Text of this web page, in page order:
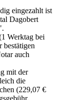
eingezahlt ist
Dagobert
Werktag bei
bestätigen
auch
mit der
die
(229,07 €